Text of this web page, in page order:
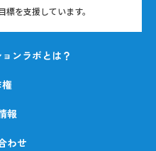
を支援しています。
ンラボとは？
報
わせ